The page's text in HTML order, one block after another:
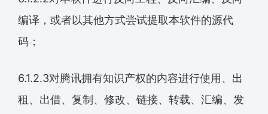
编译，或者以其他方式尝试提取本软件的源代
码；
6.1.2.3对腾讯拥有知识产权的内容进行使用、出
租、出借、复制、修改、链接、转载、汇编、发